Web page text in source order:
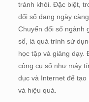
tránh khỏi. Đặc biệt,
đổi số đang ngày
Chuyển đổi số ngành
số, là quá trình sử
học tập và giảng dạy.
công cụ số như máy
dục và Internet để
và hiệu quả.